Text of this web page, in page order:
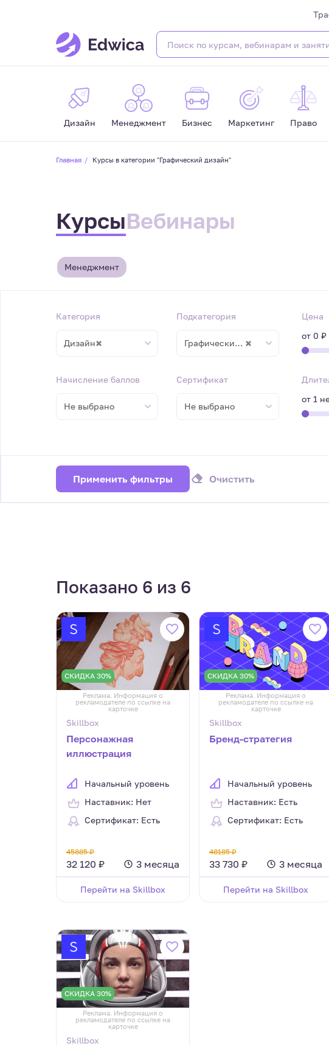
Дизайн Менеджмент Бизнес Маркетинг Право
Главная Курсы в категории "Графический дизайн"
КурсыВебинары
Менеджмент
Категория
×
Дизайн
Подкатегория
×
Графический дизайн
Цена
от0 ₽
Начисление баллов
Не выбрано
Сертификат
Не выбрано
от1
Применить фильтры Очистить
Показано 6 из 6
СКИДКА 30%
Реклама. Информация о
рекламодателе по ссылке на
карточке
Skillbox
Персонажная
иллюстрация
Начальный уровень
Наставник: Нет
Сертификат: Есть
45885 ₽
32 120 ₽ 3 месяца
Перейти на Skillbox
СКИДКА 30%
Реклама. Информация о
рекламодателе по ссылке на
карточке
Skillbox
Бренд-стратегия
Начальный уровень
Наставник: Есть
Сертификат: Есть
48185 ₽
33 730 ₽ 3 месяца
Перейти на Skillbox
СКИДКА 30%
Реклама. Информация о
рекламодателе по ссылке на
карточке
Skillbox